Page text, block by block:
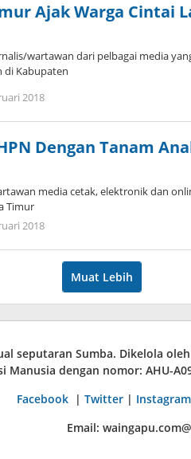
Ajak Warga Cintai
wartawan dari pelbagai media
di Kabupaten
2018
Dengan Tanam
media cetak, elektronik dan
Timur
2018
Muat Lebih
seputaran Sumba. Dikelola
Manusia dengan nomor: AHU-
Facebook | Twitter | Instagram
Email: